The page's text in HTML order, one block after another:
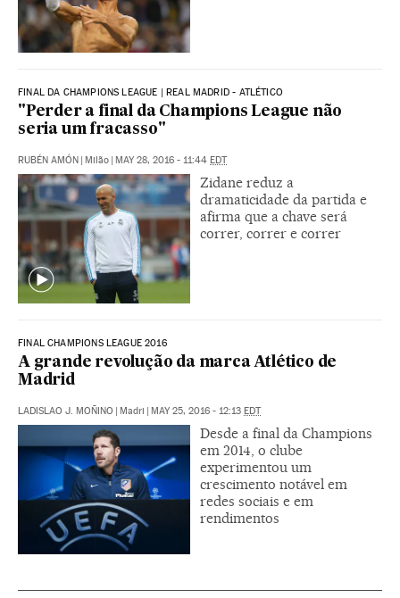
FINAL DA CHAMPIONS LEAGUE | REAL MADRID - ATLÉTICO
"Perder a final da Champions League não
seria um fracasso"
RUBÉN AMÓN Milão MAY 28, 2016 - 11:44 EDT
Zidane reduz a
dramaticidade da partida e
afirma que a chave será
correr, correr e correr
FINAL CHAMPIONS LEAGUE 2016
A grande revolução da marca Atlético de
Madrid
LADISLAO J. MOÑINO Madri MAY 25, 2016 - 12:13 EDT
Desde a final da Champions
em 2014, o clube
experimentou um
crescimento notável em
redes sociais e em
rendimentos